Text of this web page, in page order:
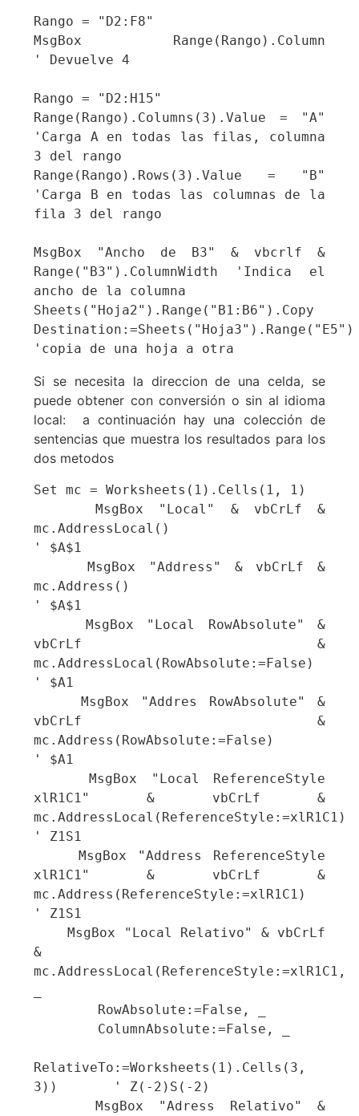
Rango = "D2:F8"
MsgBox Range(Rango).Column
' Devuelve 4
Rango = "D2:H15"
Range(Rango).Columns(3).Value = "A"
'Carga A en todas las filas, columna
3 del rango
Range(Rango).Rows(3).Value = "B"
'Carga B en todas las columnas de la
fila 3 del rango
MsgBox "Ancho de B3" & vbcrlf &
Range("B3").ColumnWidth 'Indica el
ancho de la columna
Sheets("Hoja2").Range("B1:B6").Copy
Destination:=Sheets("Hoja3").Range("E5")
'copia de una hoja a otra
Si se necesita la direccion de una celda, se
puede obtener con conversión o sin al idioma
local: a continuación hay una colección de
sentencias que muestra los resultados para los
dos metodos
Set mc = Worksheets(1).Cells(1, 1)
mc.AddressLocal()
' $A$1
mc.Address()
' $A$1
    MsgBox "Local RowAbsolute" &
vbCrLf &
mc.AddressLocal(RowAbsolute:=False)
' $A1
    MsgBox "Addres RowAbsolute" &
vbCrLf &
mc.Address(RowAbsolute:=False)
' $A1
    MsgBox "Local ReferenceStyle
xlR1C1" & vbCrLf &
mc.AddressLocal(ReferenceStyle:=xlR1C1)
' Z1S1
xlR1C1" & vbCrLf &
mc.Address(ReferenceStyle:=xlR1C1)
' Z1S1
&
mc.AddressLocal(ReferenceStyle:=xlR1C1,
RelativeTo:=Worksheets(1).Cells(3,
3))       ' Z(-2)S(-2)